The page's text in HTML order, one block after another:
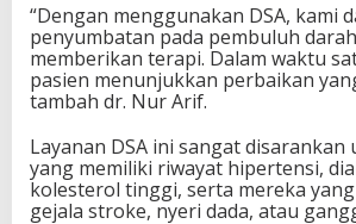
“Dengan menggunakan DSA, kami
penyumbatan pada pembuluh
memberikan terapi. Dalam waktu
pasien menunjukkan perbaikan
tambah dr. Nur Arif.
Layanan DSA ini sangat disarankan
yang memiliki riwayat hipertensi,
kolesterol tinggi, serta mereka
gejala stroke, nyeri dada, atau